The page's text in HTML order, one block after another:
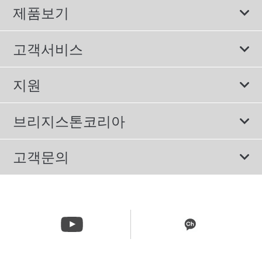
제품보기
모두
스포츠 타이어
컴포트 타이어
친환경 타이어
SUV/RV 타이어
겨울용 타이어
고객서비스
보증서비스
에너지소비효율등급제도
지원
이용약관
개인정보처리방침
브리지스톤코리아
회사소개
올림픽활동
뉴스릴리즈
고객문의
주문&배송 문의 070-4398-2824